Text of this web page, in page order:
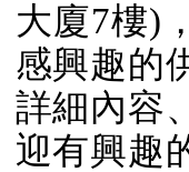
大廈7樓)
感興趣的
詳細內容
迎有興趣